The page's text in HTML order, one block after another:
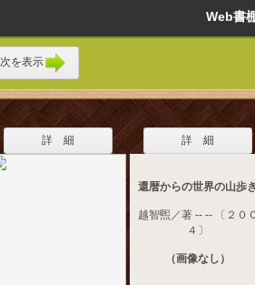
Web
次を表示
詳 細 詳 細
還暦からの世界の山歩
越智煕／著 -- -- 〔２０
４〕
（画像なし）